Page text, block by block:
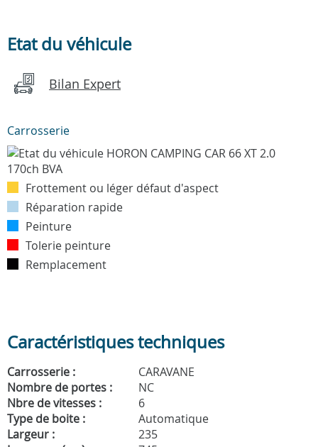
Etat du véhicule
Bilan Expert
Carrosserie
Frottement ou léger défaut d'aspect
Réparation rapide
Peinture
Tolerie peinture
Remplacement
Caractéristiques techniques
Carrosserie :
CARAVANE
Nombre de portes :
NC
Nbre de vitesses :
6
Type de boite :
Automatique
Largeur :
235